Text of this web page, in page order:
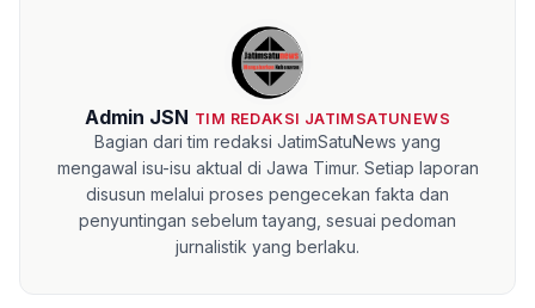
Admin JSN TIM REDAKSI JATIMSATUNEWS
Bagian dari tim redaksi JatimSatuNews yang
mengawal isu-isu aktual di Jawa Timur. Setiap laporan
disusun melalui proses pengecekan fakta dan
penyuntingan sebelum tayang, sesuai pedoman
jurnalistik yang berlaku.